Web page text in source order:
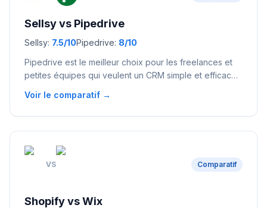
Sellsyvs Pipedrive
Sellsy: 7.5/10Pipedrive: 8/10
Pipedrive est le meilleur choix pour les freelances et
petites équipes qui veulent un CRM simple et efficace
françaises qui ont besoin d'un outil tout-en-un (CRM +
facturation) conforme au droit français.
Voir le comparatif →
VS Comparatif
ShopifyvsWix